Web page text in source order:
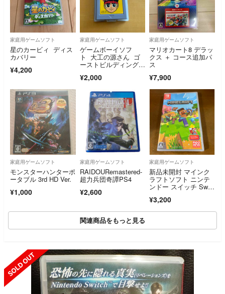
家庭用ゲームソフト
星のカービィ ディス
カバリー
¥4,200
家庭用ゲームソフト
ゲームボーイソフ
ト 大工の源さん ゴ
ーストビルディングカ
¥2,000
家庭用ゲームソフト
マリオカート8 デラッ
クス ＋ コース追加パ
ス
¥7,900
家庭用ゲームソフト
モンスターハンターポ
ータブル 3rd HD Ver.
¥1,000
家庭用ゲームソフト
RAIDOURemastered-
超力兵団奇譚PS4
¥2,600
家庭用ゲームソフト
新品未開封 マインク
ラフトソフト ニンテ
ンドー スイッチ Swit
¥3,200
関連商品をもっと見る
SOLD OUT